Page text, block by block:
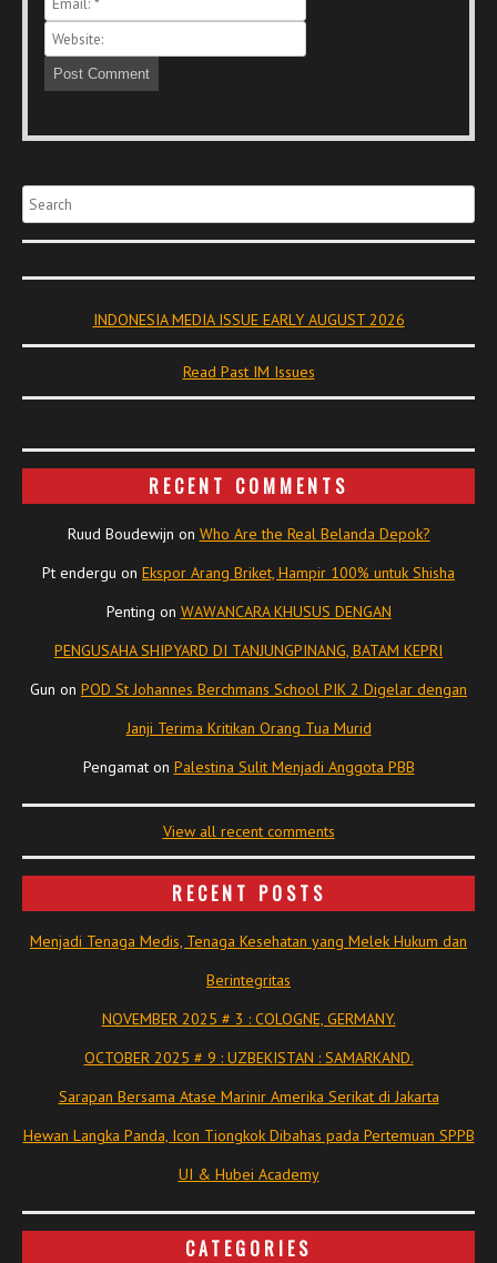
Search
INDONESIA MEDIA ISSUE EARLY AUGUST 2026
Read Past IM Issues
RECENT COMMENTS
Ruud Boudewijn on Who Are the Real Belanda Depok?
Pt endergu on Ekspor Arang Briket, Hampir 100% untuk Shisha
Penting on WAWANCARA KHUSUS DENGAN
PENGUSAHA SHIPYARD DI TANJUNGPINANG, BATAM KEPRI
Gun on POD St Johannes Berchmans School PIK 2 Digelar dengan
Janji Terima Kritikan Orang Tua Murid
Pengamaton Palestina Sulit Menjadi Anggota PBB
View all recent comments
RECENT POSTS
Menjadi Tenaga Medis, Tenaga Kesehatan yang Melek Hukum dan
Berintegritas
NOVEMBER 2025 # 3 : COLOGNE, GERMANY.
OCTOBER 2025 # 9 : UZBEKISTAN : SAMARKAND.
Sarapan Bersama Atase Marinir Amerika Serikat di Jakarta
Hewan Langka Panda, Icon Tiongkok Dibahas pada Pertemuan SPPB
UI & Hubei Academy
CATEGORIES